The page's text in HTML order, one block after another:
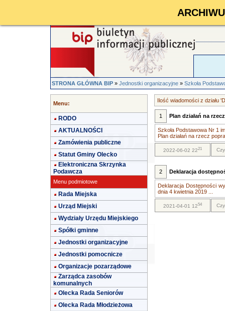
STRONA GŁÓWNA BIP»Jednostki organizacyjne»Szkoła
Menu:
RODO
AKTUALNOŚCI
Zamówienia publiczne
Statut Gminy Olecko
Elektroniczna Skrzynka
Podawcza
Menu podmiotowe
Rada Miejska
Urząd Miejski
Wydziały Urzędu Miejskiego
Spółki gminne
Jednostki organizacyjne
Jednostki pomocnicze
Organizacje pozarządowe
Zarządca zasobów
komunalnych
Olecka Rada Seniorów
Olecka Rada Młodzieżowa
Ilość wiadomości z działu
1 Plan działań na
Szkoła Podstawowa Nr 1
Plan działań na rzecz
2022-06-02 2221
2 Deklaracja
Deklaracja Dostępności
dnia 4 kwietnia 2019 ...
2021-04-01 1254